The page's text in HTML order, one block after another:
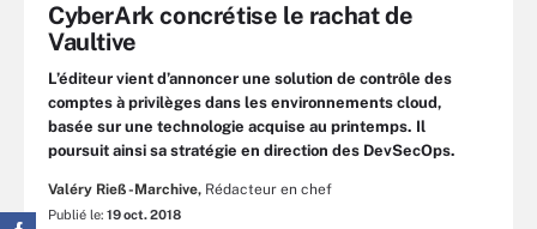
CyberArk concrétise le rachat de
Vaultive
L’éditeur vient d’annoncer une solution de contrôle des
comptes à privilèges dans les environnements cloud,
basée sur une technologie acquise au printemps. Il
poursuit ainsi sa stratégie en direction des DevSecOps.
Valéry Rieß-Marchive, Rédacteur en chef
Publié le: 19 oct. 2018